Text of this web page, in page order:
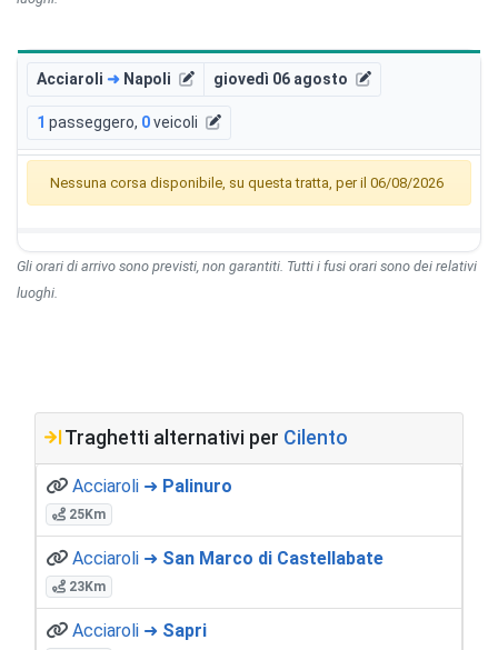
Acciaroli ➜ Napoli giovedì 06 agosto
1 passeggero, 0veicoli
Nessuna corsa disponibile, su questa tratta, per il 06/08/2026
Gli orari di arrivo sono previsti, non garantiti. Tutti i fusi orari sono dei relativi
luoghi.
Traghetti alternativi per Cilento
Acciaroli ➜ Palinuro
25Km
Acciaroli ➜ San Marco di Castellabate
23Km
Acciaroli ➜ Sapri